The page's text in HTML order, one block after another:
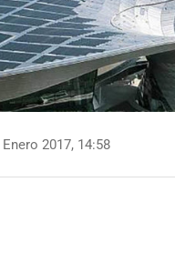
2017, 14:58